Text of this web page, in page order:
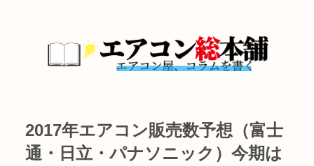
2017年エアコン販売数予想（富士
通・日立・パナソニック）今期は